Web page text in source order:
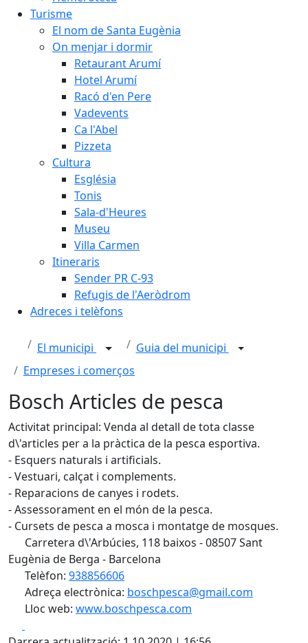
Turisme
El nom de Santa Eugènia
On menjar i dormir
Retaurant Arumí
Hotel Arumí
Racó d'en Pere
Vadevents
Ca l'Abel
Pizzeta
Cultura
Església
Tonis
Sala-d'Heures
Museu
Villa Carmen
Itineraris
Sender PR C-93
Refugis de l'Aeròdrom
Adreces i telèfons
El municipi
Guia del municipi
Empreses i comerços
Bosch Articles de pesca
Activitat principal: Venda al detall de tota classe
d\'articles per a la pràctica de la pesca esportiva.
- Esquers naturals i artificials.
- Vestuari, calçat i complements.
- Reparacions de canyes i rodets.
- Assessorament en el món de la pesca.
- Cursets de pesca a mosca i montatge de mosques.
Carretera d\'Arbúcies, 118 baixos - 08507 Sant
Eugènia de Berga - Barcelona
Telèfon: 938856606
Adreça electrònica: boschpesca@gmail.com
Lloc web: www.boschpesca.com